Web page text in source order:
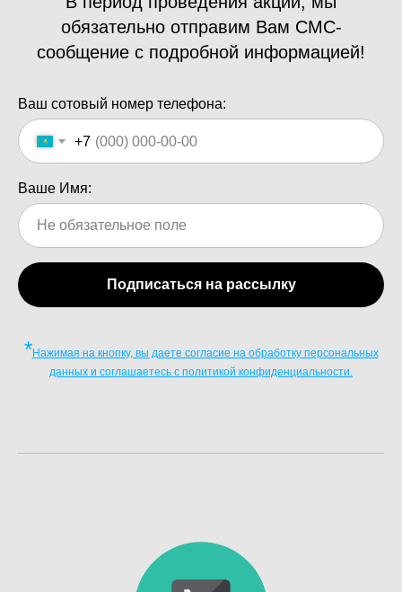
обязательно отправим Вам СМС-
сообщение с подробной информацией!
Ваш сотовый номер телефона:
+7
Ваше Имя:
Подписаться на рассылку
*Нажимая на кнопку, вы даете согласие на обработку персональных
данных и соглашаетесь c политикой конфиденциальности.